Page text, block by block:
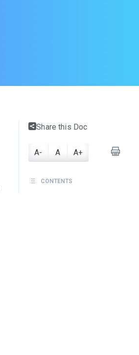
Share this Doc
A- A A+
CONTENTS